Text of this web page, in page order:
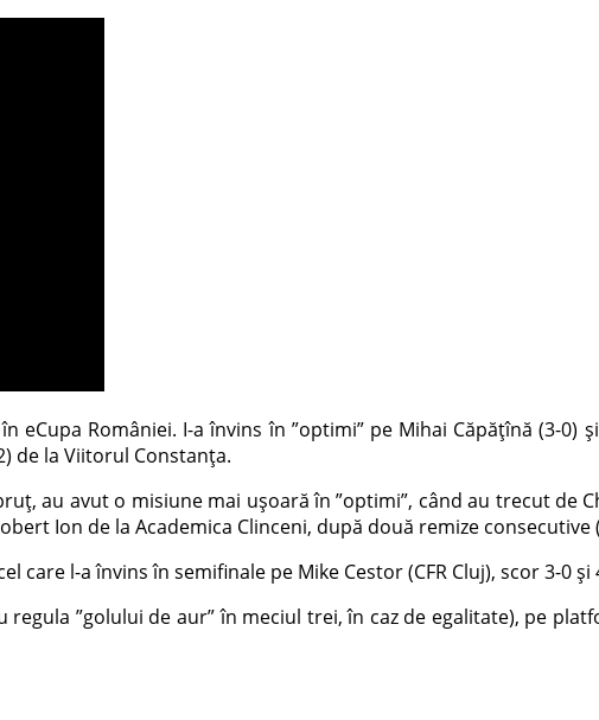
eCupa României. I-a învins în ”optimi” pe Mihai Căpățînă (3-0)
de la Viitorul Constanța.
au avut o misiune mai ușoară în ”optimi”, când au trecut de
Ion de la Academica Clinceni, după două remize consecutive
care l-a învins în semifinale pe Mike Cestor (CFR Cluj), scor 3-0 și
”golului de aur” în meciul trei, în caz de egalitate), pe